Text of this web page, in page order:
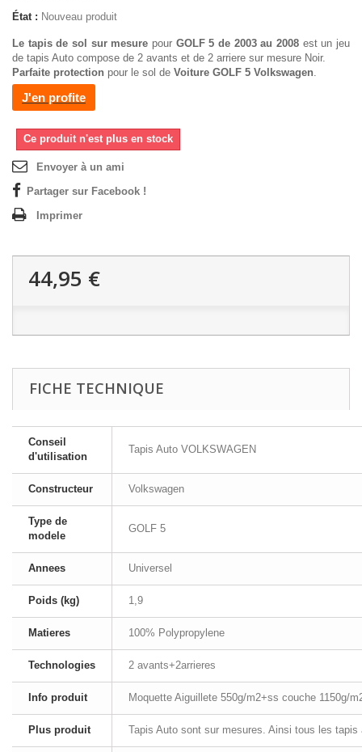
État : Nouveau produit
Le tapis de sol sur mesure pour GOLF 5 de 2003 au 2008 est un jeu
de tapis Auto compose de 2 avants et de 2 arriere sur mesure Noir.
Parfaite protection pour le sol de Voiture GOLF 5 Volkswagen.
J'en profite
Ce produit n'est plus en stock
Envoyer à un ami
Partager sur Facebook !
Imprimer
44,95 €
FICHE TECHNIQUE
Conseil
d'utilisation
Tapis Auto VOLKSWAGEN
Constructeur Volkswagen
Type de
modele
GOLF 5
Annees Universel
Poids (kg) 1,9
Matieres 100% Polypropylene
Technologies 2 avants+2arrieres
Info produit Moquette Aiguillete 550g/m2+ss couche 1150g/
Plus produit Tapis Auto sont sur mesures. Ainsi tous les